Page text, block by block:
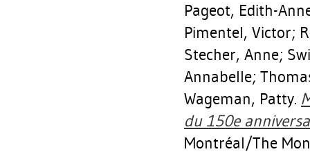
Pageot, Edith-
Pimentel, Victor;
Stecher, Anne;
Annabelle;
Wageman, Patty.
du 150e
Montréal/The